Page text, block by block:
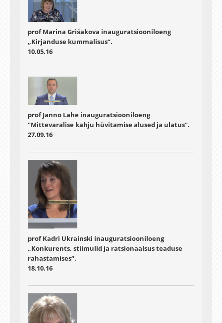
prof Marina Grišakova inauguratsiooniloeng
„Kirjanduse kummalisus“.
10.05.16
prof Janno Lahe inauguratsiooniloeng
"Mittevaralise kahju hüvitamise alused ja ulatus".
27.09.16
prof Kadri Ukrainski inauguratsiooniloeng
„Konkurents, stiimulid ja ratsionaalsus teaduse
rahastamises“.
18.10.16